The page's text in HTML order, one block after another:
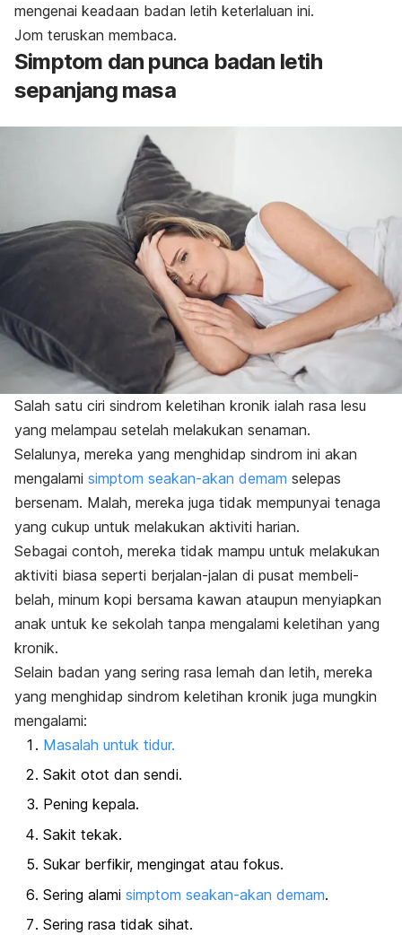
mengenai keadaan badan letih keterlaluan ini.
Jom teruskan membaca.
Simptom dan punca badan letih
sepanjang masa
Salah satu ciri sindrom keletihan kronik ialah rasa lesu
yang melampau setelah melakukan senaman.
Selalunya, mereka yang menghidap sindrom ini akan
mengalami simptom seakan-akan demam selepas
bersenam. Malah, mereka juga tidak mempunyai tenaga
yang cukup untuk melakukan aktiviti harian.
Sebagai contoh, mereka tidak mampu untuk melakukan
aktiviti biasa seperti berjalan-jalan di pusat membeli-
belah, minum kopi bersama kawan ataupun menyiapkan
anak untuk ke sekolah tanpa mengalami keletihan yang
kronik.
Selain badan yang sering rasa lemah dan letih, mereka
yang menghidap sindrom keletihan kronik juga mungkin
mengalami:
Masalah untuk tidur.
Sakit otot dan sendi.
Pening kepala.
Sakit tekak.
Sukar berfikir, mengingat atau fokus.
Sering alami simptom seakan-akan demam.
Sering rasa tidak sihat.